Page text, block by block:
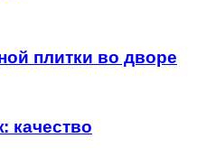
плитки во дворе
качество